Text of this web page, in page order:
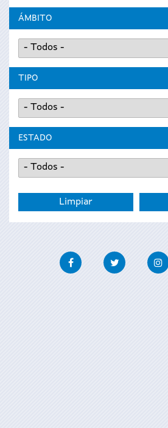
ÁMBITO
TIPO
ESTADO
FacebookTwitter